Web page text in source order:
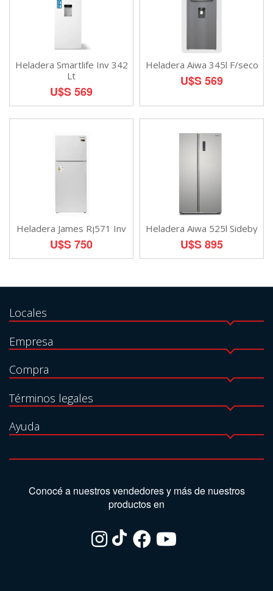
Heladera Smartlife Inv 342
Lt
U$S 569
Heladera Aiwa 345l F/seco
U$S 569
Heladera James Rj571 Inv
U$S 750
Heladera Aiwa 525l Sideby
U$S 895
Locales
Empresa
Compra
Términos legales
Ayuda
Conocé a nuestros vendedores y más de nuestros
productos en